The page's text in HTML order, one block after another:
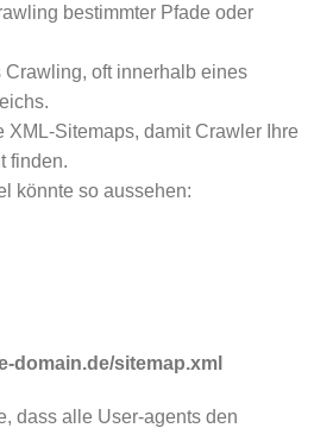
bestimmter Pfade oder
oft innerhalb eines
XML-Sitemaps, damit Crawler Ihre
finden.
könnte so aussehen:
domain.de/sitemap.xml
dass alle User-agents den